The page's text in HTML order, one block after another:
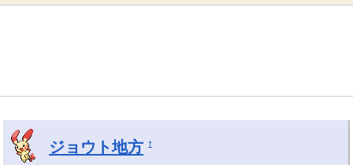
ジョウト地方 †